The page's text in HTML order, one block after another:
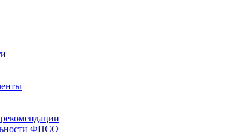
ФПСО